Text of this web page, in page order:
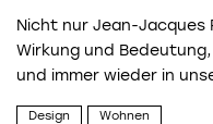
Nicht nur Jean-Jacques
Wirkung und
und immer wieder in
Design Wohnen